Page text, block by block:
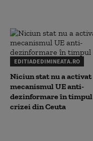
EDITIADEDIMINEATA.RO
Niciun stat nu a activat
mecanismul UE anti-
dezinformare în timpul
crizei din Ceuta